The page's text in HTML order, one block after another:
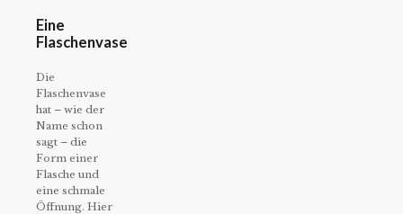
Eine
Flaschenvase
Die
Flaschenvase
hat – wie der
Name schon
sagt – die
Form einer
Flasche und
eine schmale
Öffnung. Hier